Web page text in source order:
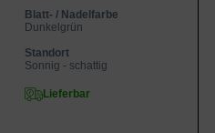
in 'Kugelform'
Blatt- / Nadelfarbe
Dunkelgrün
Standort
Sonnig - schattig
Lieferbar